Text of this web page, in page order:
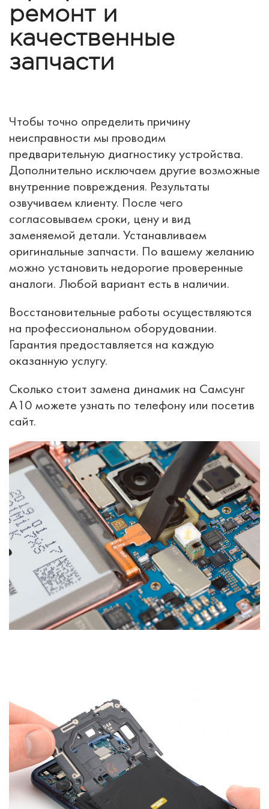
ремонт и
качественные
запчасти
Чтобы точно определить причину
неисправности мы проводим
предварительную диагностику устройства.
Дополнительно исключаем другие возможные
внутренние повреждения. Результаты
озвучиваем клиенту. После чего
согласовываем сроки, цену и вид
заменяемой детали. Устанавливаем
оригинальные запчасти. По вашему желанию
можно установить недорогие проверенные
аналоги. Любой вариант есть в наличии.
Восстановительные работы осуществляются
на профессиональном оборудовании.
Гарантия предоставляется на каждую
оказанную услугу.
Сколько стоит замена динамик на Самсунг
А10 можете узнать по телефону или посетив
сайт.